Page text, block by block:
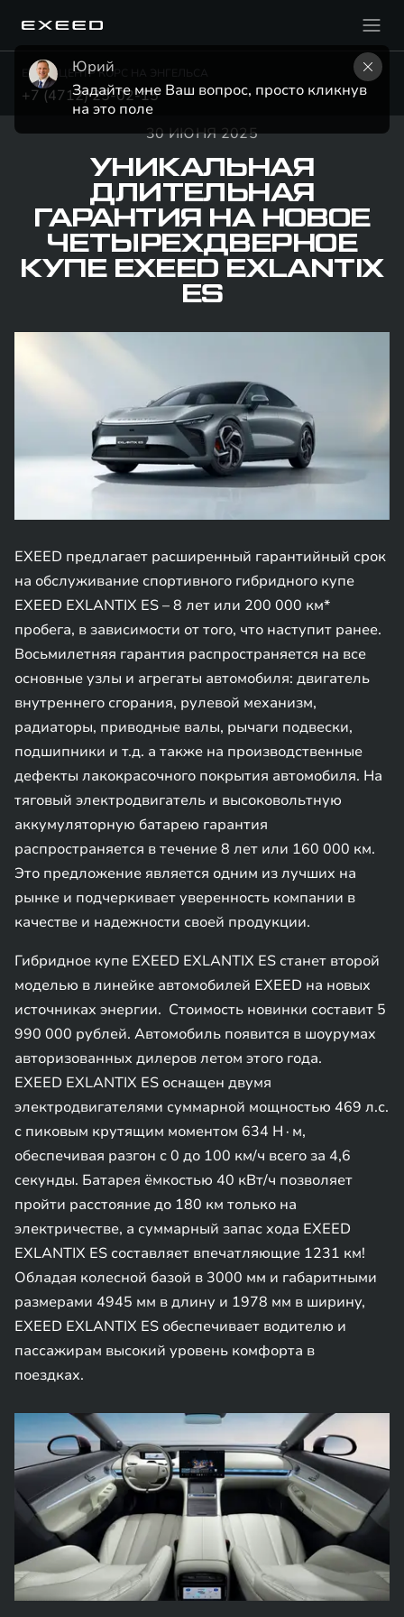
EXEED ЦЕНТР КОРС НА ЭНГЕЛЬСА
+7 (4712) 25-02-15
30 ИЮНЯ 2025
УНИКАЛЬНАЯ
ДЛИТЕЛЬНАЯ
ГАРАНТИЯ НА НОВОЕ
ЧЕТЫРЕХДВЕРНОЕ
КУПЕ EXEED EXLANTIX
ES
EXEED предлагает расширенный гарантийный срок
на обслуживание спортивного гибридного купе
EXEED EXLANTIX ES – 8 лет или 200 000 км*
пробега, в зависимости от того, что наступит ранее.
Восьмилетняя гарантия распространяется на все
основные узлы и агрегаты автомобиля: двигатель
внутреннего сгорания, рулевой механизм,
радиаторы, приводные валы, рычаги подвески,
подшипники и т.д. а также на производственные
дефекты лакокрасочного покрытия автомобиля. На
тяговый электродвигатель и высоковольтную
аккумуляторную батарею гарантия
распространяется в течение 8 лет или 160 000 км.
Это предложение является одним из лучших на
рынке и подчеркивает уверенность компании в
качестве и надежности своей продукции.
Гибридное купе EXEED EXLANTIX ES станет второй
моделью в линейке автомобилей EXEED на новых
источниках энергии. Стоимость новинки составит 5
990 000 рублей. Автомобиль появится в шоурумах
авторизованных дилеров летом этого года.
EXEED EXLANTIX ES оснащен двумя
электродвигателями суммарной мощностью 469 л.с.
с пиковым крутящим моментом 634 Н∙м,
обеспечивая разгон с 0 до 100 км/ч всего за 4,6
секунды. Батарея ёмкостью 40 кВт/ч позволяет
пройти расстояние до 180 км только на
электричестве, а суммарный запас хода EXEED
EXLANTIX ES составляет впечатляющие 1231 км!
Обладая колесной базой в 3000 мм и габаритными
размерами 4945 мм в длину и 1978 мм в ширину,
EXEED EXLANTIX ES обеспечивает водителю и
пассажирам высокий уровень комфорта в
поездках.
Юрий
Задайте мне Ваш вопрос, просто кликнув
на это поле